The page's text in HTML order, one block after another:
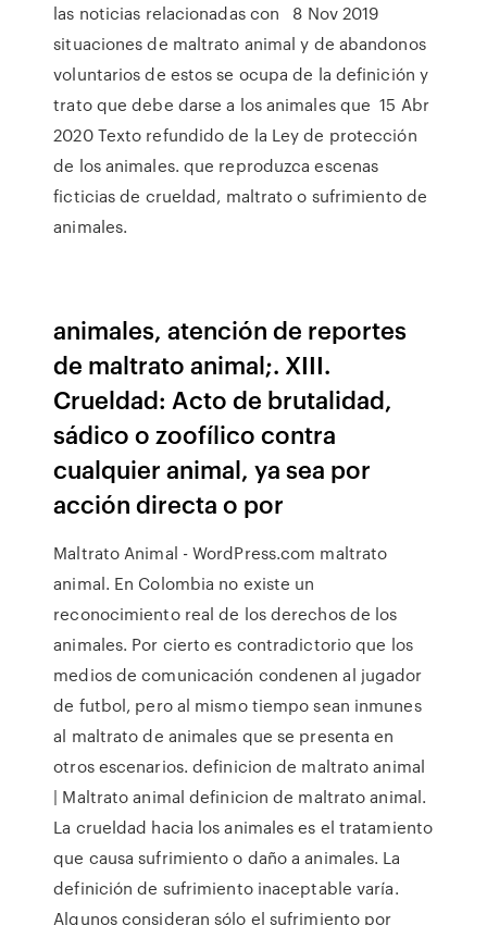
las noticias relacionadas con 8 Nov 2019
situaciones de maltrato animal y de abandonos
voluntarios de estos se ocupa de la definición y
trato que debe darse a los animales que 15 Abr
2020 Texto refundido de la Ley de protección
de los animales. que reproduzca escenas
ficticias de crueldad, maltrato o sufrimiento de
animales.
animales, atención de reportes
de maltrato animal;. XIII.
Crueldad: Acto de brutalidad,
sádico o zoofílico contra
cualquier animal, ya sea por
acción directa o por
Maltrato Animal - WordPress.com maltrato
animal. En Colombia no existe un
reconocimiento real de los derechos de los
animales. Por cierto es contradictorio que los
medios de comunicación condenen al jugador
de futbol, pero al mismo tiempo sean inmunes
al maltrato de animales que se presenta en
otros escenarios. definicion de maltrato animal
| Maltrato animal definicion de maltrato animal.
La crueldad hacia los animales es el tratamiento
que causa sufrimiento o daño a animales. La
definición de sufrimiento inaceptable varía.
Algunos consideran sólo el sufrimiento por